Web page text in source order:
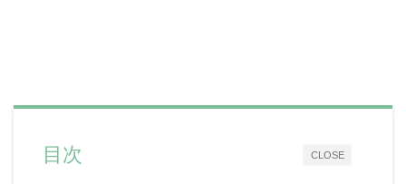
CLOSE
目次